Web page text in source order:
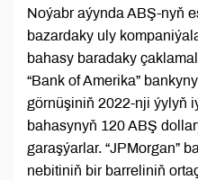
Noýabr aýynda ABŞ-nyň
bazardaky uly
bahasy baradaky
“Bank of Amerika”
görnüşiniň 2022-nji ýylyň
bahasynyň 120 ABŞ
garaşýarlar. “JPMorgan”
nebitiniň bir barreliniň